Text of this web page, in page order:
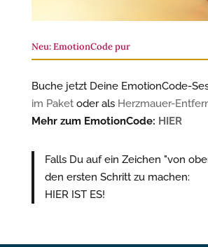
Neu: EmotionCode pur
Buche jetzt Deine EmotionCode-
im Paketoder als Herzmauer-
Mehr zum EmotionCode: HIER
Falls Du auf ein Zeichen "von
den ersten Schritt zu machen:
HIER IST ES!